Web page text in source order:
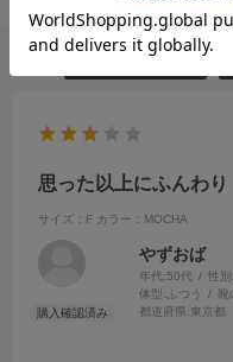
絞り込み
思った以上にふんわり
サイズ：F カラー：MOCHA
やずおば
年代:50代 性
体型: ふつう 靴
都道府県:東京都